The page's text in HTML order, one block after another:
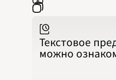
Текстовое
можно